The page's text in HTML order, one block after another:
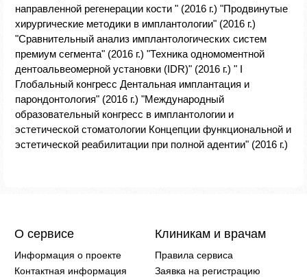
направленной регенерации кости " (2016 г.) "Продвинутые
хирургические методики в имплантологии" (2016 г.)
"Сравнительный анализ имплантологических систем
премиум сегмента" (2016 г.) "Техника одномоментной
дентоальвеомерной установки (IDR)" (2016 г.) " I
Глобальный конгресс Дентальная имплантация и
парондонтология" (2016 г.) "Международный
образовательный конгресс в имплантологии и
эстетической стоматологии Концепции функциональной и
эстетической реабилитации при полной адентии" (2016 г.)
О сервисе
Информация о проекте
Контактная информация
Клиникам и врачам
Правила сервиса
Заявка на регистрацию